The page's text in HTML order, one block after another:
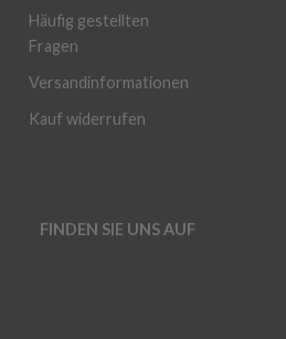
Häufig gestellten
Fragen
Versandinformationen
Kauf widerrufen
FINDEN SIE UNS AUF